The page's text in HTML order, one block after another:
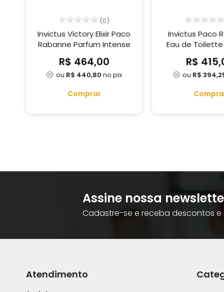
(0)
Invictus Victory Elixir Paco
Rabanne Parfum Intense
R$ 464,00
ou R$ 440,80 no pix
Comprar
Invictus Paco
Eau de
R$
ou R$
Assine nossa
Cadastre-se e receba descontos
Atendimento